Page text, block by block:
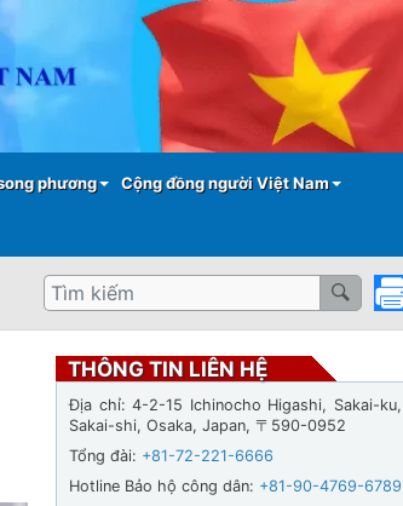
phương Cộng đồng người Việt Nam
Tìm
kiếm
THÔNG TIN LIÊN HỆ
Địa chỉ: 4-2-15 Ichinocho Higashi, Sakai-ku,
Sakai-shi, Osaka, Japan, 〒590-0952
Tổng đài: +81-72-221-6666
Hotline Bảo hộ công dân: +81-90-4769-6789